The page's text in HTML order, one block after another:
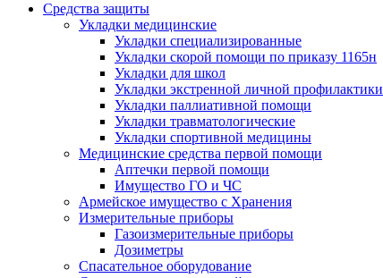
Средства защиты
Укладки медицинские
Укладки специализированные
Укладки скорой помощи по приказу 1165н
Укладки для школ
Укладки экстренной личной профилактики
Укладки паллиативной помощи
Укладки травматологические
Укладки спортивной медицины
Медицинские средства первой помощи
Аптечки первой помощи
Имущество ГО и ЧС
Армейское имущество с Хранения
Измерительные приборы
Газоизмерительные приборы
Дозиметры
Спасательное оборудование